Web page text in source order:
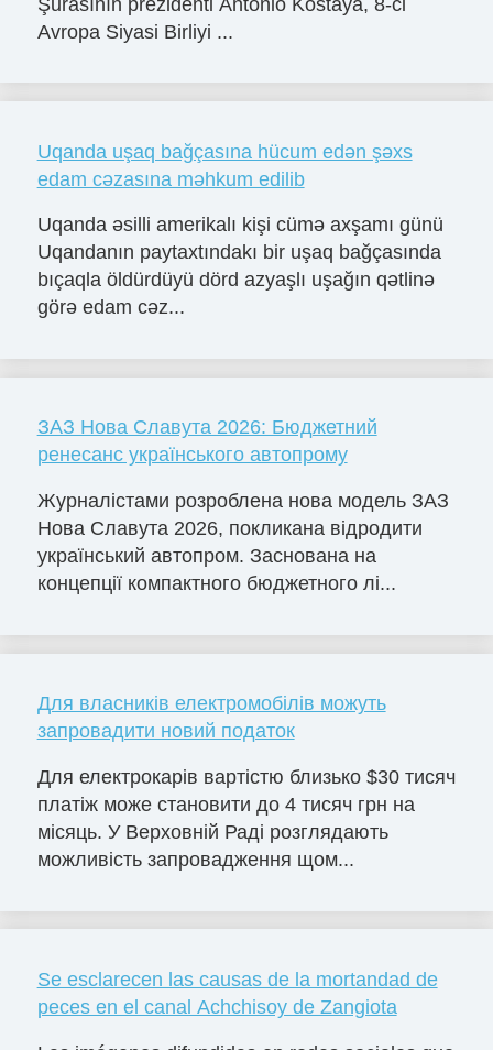
Avropa Siyasi Birliyi ...
Uqanda uşaq bağçasına hücum edən şəxs
edam cəzasına məhkum edilib
Uqanda əsilli amerikalı kişi cümə axşamı günü
Uqandanın paytaxtındakı bir uşaq bağçasında
bıçaqla öldürdüyü dörd azyaşlı uşağın qətlinə
görə edam cəz...
ЗАЗ Нова Славута 2026: Бюджетний
ренесанс українського автопрому
Журналістами розроблена нова модель ЗАЗ
Нова Славута 2026, покликана відродити
український автопром. Заснована на
концепції компактного бюджетного лі...
Для власників електромобілів можуть
запровадити новий податок
Для електрокарів вартістю близько $30 тисяч
платіж може становити до 4 тисяч грн на
місяць. У Верховній Раді розглядають
можливість запровадження щом...
Se esclarecen las causas de la mortandad de
peces en el canal Achchisoy de Zangiota